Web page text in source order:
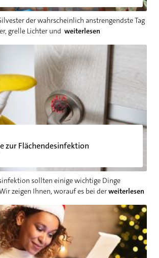
der wahrscheinlich anstrengendste Tag
grelle Lichter und weiterlesen
zur Flächendesinfektion
sollten einige wichtige Dinge
zeigen Ihnen, worauf es bei derweiterlesen
Flächendesinfektion
Weihnachten?